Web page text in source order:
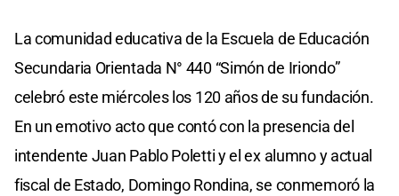
La comunidad educativa de la Escuela de Educación
Secundaria Orientada N° 440 “Simón de Iriondo”
celebró este miércoles los 120 años de su fundación.
En un emotivo acto que contó con la presencia del
intendente Juan Pablo Poletti y el ex alumno y actual
fiscal de Estado, Domingo Rondina, se conmemoró la